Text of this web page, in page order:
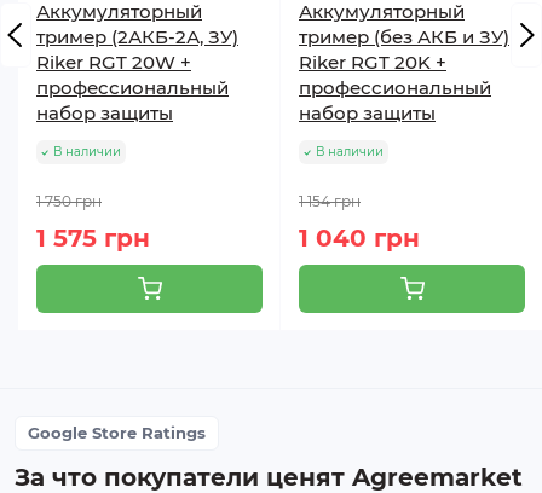
аккумуляторные батареи – 3 месяца.
Аккумуляторный
тример (2АКБ-2А, ЗУ)
Riker RGT 20W +
профессиональный
набор защиты
В наличии
1 750 грн
1 575 грн
Аккумуляторный
тример (без АКБ и ЗУ)
Riker RGT 20K +
профессиональный
набор защиты
В наличии
1 154 грн
1 040 грн
Google Store Ratings
За что покупатели ценят Agreemarket